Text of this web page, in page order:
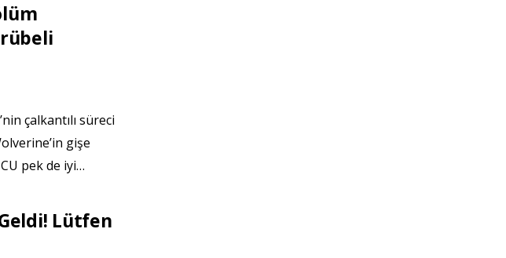
çalkantılı süreci
gişe
pek de iyi…
Lütfen